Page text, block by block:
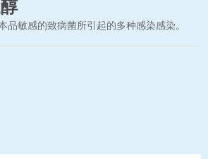
品敏感的致病菌所引起的多种感染感染。